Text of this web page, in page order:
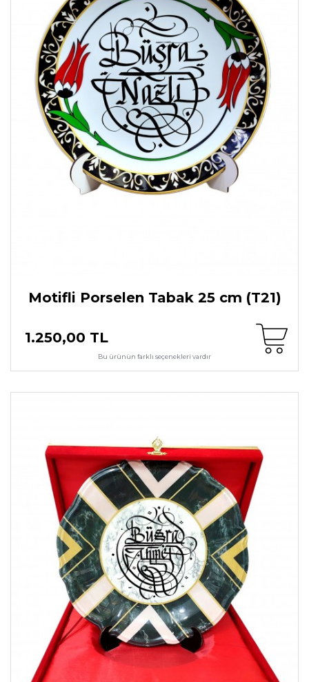
Motifli Porselen Tabak 25 cm (T21)
1.250,00 TL
Bu ürünün farklı seçenekleri vardır